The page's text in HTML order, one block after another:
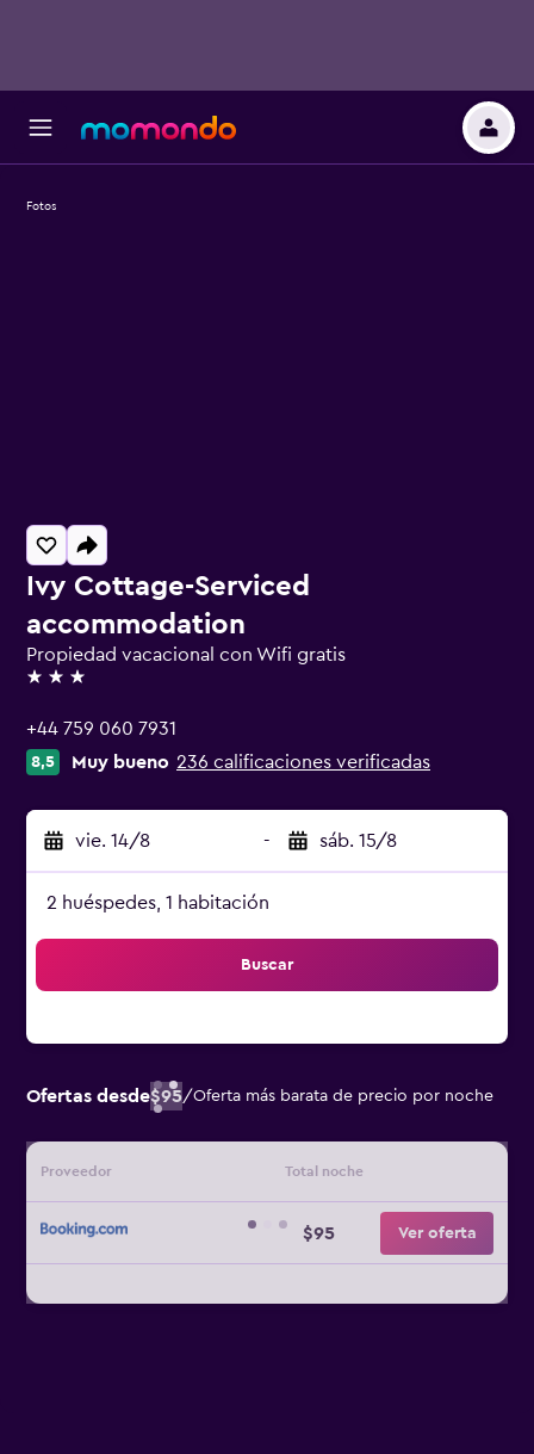
Ivy Cottage-Serviced
accommodation
Propiedad vacacional con Wifi gratis
3 estrellas
+44 759 060 7931
8,5 Muy bueno 236 calificaciones verificadas
vie. 14/8 - sáb. 15/8
2 huéspedes, 1 habitación
Buscar
Ofertas desde$95/Oferta más barata de precio por noche
Proveedor Total noche
$95 Ver oferta
Fotos